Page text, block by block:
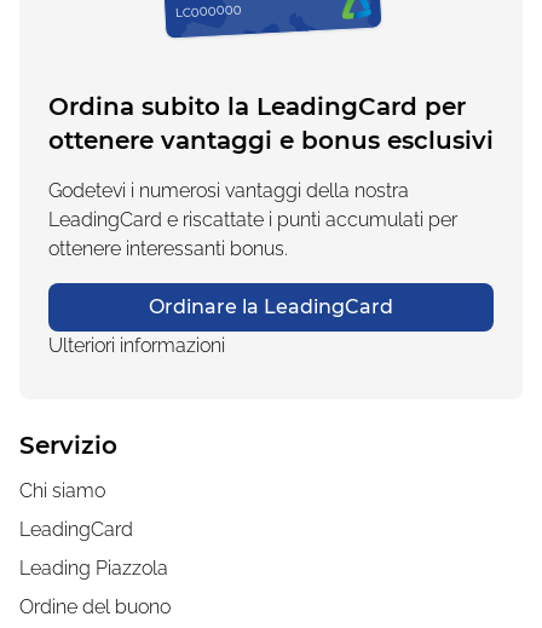
Servizio
Chi siamo
LeadingCard
Leading Piazzola
Ordine del buono
LC000000
Ordina subito la LeadingCard per
ottenere vantaggi e bonus esclusivi
Godetevi i numerosi vantaggi della nostra
LeadingCard e riscattate i punti accumulati per
ottenere interessanti bonus.
Ordinare la LeadingCard
Ulteriori informazioni